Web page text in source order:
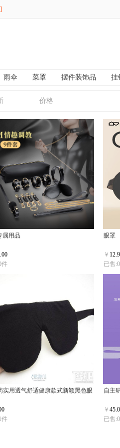
雨伞 菜罩 摆件装饰品 挂
价格
属用品
件
眼罩
￥
已售
实用透气舒适健康款式新颖黑色眼
件
自主
￥
已售